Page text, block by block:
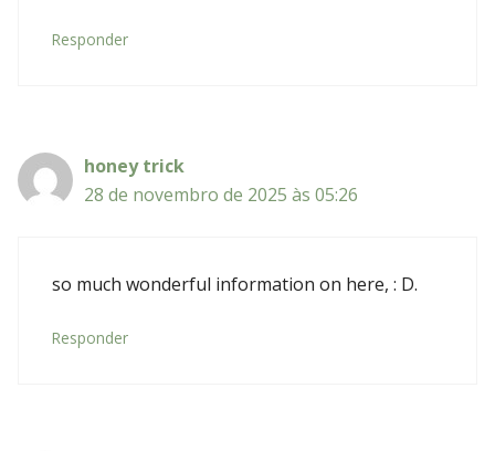
Responder
honey trick
28 de novembro de 2025 às 05:26
so much wonderful information on here, : D.
Responder